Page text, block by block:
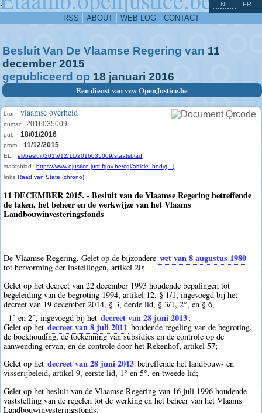
-
RSS ABOUT WEB LOG CONTACT
NL FR
Besluit Van De Vlaamse Regering van 11
december 2015
gepubliceerd op 18 januari 2016
Een dienst van vzw OpenJustice.be
bron vlaamse overheid
numac 2016035009
pub. 18/01/2016
prom. 11/12/2015
ELI
eli/besluit/2015/12/11/2016035009/staatsblad
staatsblad
https://www.ejustice.just.fgov.be/cgi/article_body(...)
links Raad van State (chrono)
11 DECEMBER 2015. - Besluit van de Vlaamse Regering betreffende
de taken, het beheer en de werkwijze van het Vlaams
Landbouwinvesteringsfonds
De Vlaamse Regering, Gelet op de bijzondere wet van 8 augustus 1980
tot hervorming der instellingen, artikel 20;
Gelet op het decreet van 22 december 1993 houdende bepalingen tot
begeleiding van de begroting 1994, artikel 12, § 1/1, ingevoegd bij het
decreet van 19 december 2014, § 3, derde lid, § 3/1, 2°, en § 6,
1° en 2°, ingevoegd bij het decreet van 28 juni 2013;
Gelet op het decreet van 8 juli 2011houdende regeling van de begroting,
de boekhouding, de toekenning van subsidies en de controle op de
aanwending ervan, en de controle door het Rekenhof, artikel 57;
Gelet op het decreet van 28 juni 2013 betreffende het landbouw- en
visserijbeleid, artikel 9, eerste lid, 1° en 5°, en tweede lid;
Gelet op het besluit van de Vlaamse Regering van 16 juli 1996 houdende
vaststelling van de regelen tot de werking en het beheer van het Vlaams
Landbouwinvesteringsfonds;
^